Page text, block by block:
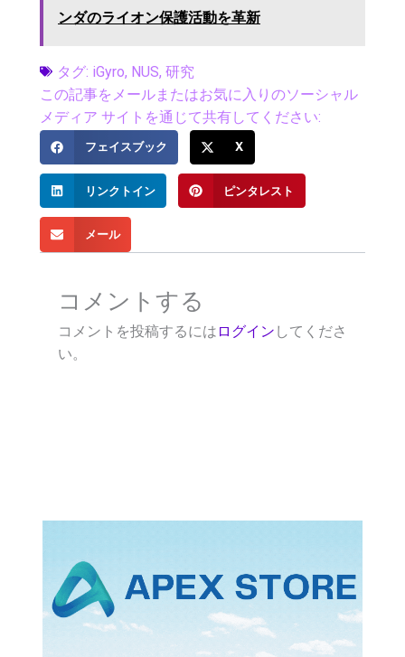
ンダのライオン保護活動を革新
タグ: iGyro, NUS, 研究
この記事をメールまたはお気に入りのソーシャル
メディア サイトを通じて共有してください:
フェイスブック X
リンクトイン ピンタレスト
メール
コメントする
コメントを投稿するには ログイン してくださ
い。